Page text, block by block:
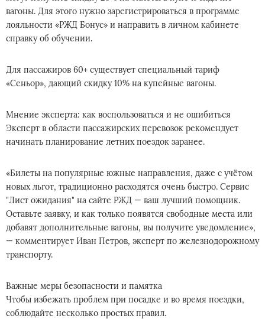
вагоны. Для этого нужно зарегистрироваться в программе
лояльности «РЖД Бонус» и направить в личном кабинете
справку об обучении.
Для пассажиров 60+ существует специальный тариф
«Сеньор», дающий скидку 10% на купейные вагоны.
Мнение эксперта: как воспользоваться и не ошибиться
Эксперт в области пассажирских перевозок рекомендует
начинать планирование летних поездок заранее.
«Билеты на популярные южные направления, даже с учётом
новых льгот, традиционно расходятся очень быстро. Сервис
"Лист ожидания" на сайте РЖД — ваш лучший помощник.
Оставьте заявку, и как только появятся свободные места или
добавят дополнительные вагоны, вы получите уведомление»,
— комментирует Иван Петров, эксперт по железнодорожному
транспорту.
Важные меры безопасности и памятка
Чтобы избежать проблем при посадке и во время поездки,
соблюдайте несколько простых правил.